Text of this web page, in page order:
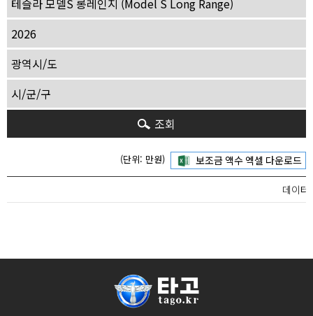
조회
(단위: 만원)
데이터